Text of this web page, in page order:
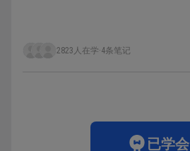
2823人在学·4条笔记
已学会